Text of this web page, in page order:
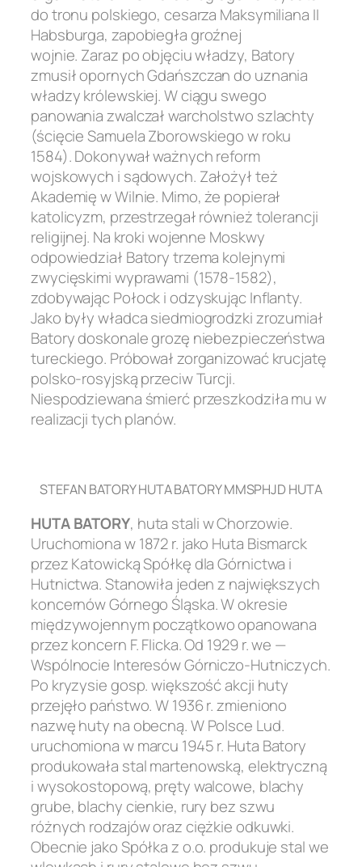
do tronu polskiego, cesarza Maksymiliana II
Habsburga, zapobiegła groźnej
wojnie. Zaraz po objęciu władzy, Batory
zmusił opornych Gdańszczan do uznania
władzy królewskiej. W ciągu swego
panowania zwalczał warcholstwo szlachty
(ścięcie Samuela Zborowskiego w roku
1584). Dokonywał ważnych reform
wojskowych i sądowych. Założył też
Akademię w Wilnie. Mimo, że popierał
katolicyzm, przestrzegał również tolerancji
religijnej. Na kroki wojenne Moskwy
odpowiedział Batory trzema kolejnymi
zwycięskimi wyprawami (1578-1582),
zdobywając Połock i odzyskując Inflanty.
Jako były władca siedmiogrodzki zrozumiał
Batory doskonale grozę niebezpieczeństwa
tureckiego. Próbował zorganizować krucjatę
polsko-rosyjską przeciw Turcji.
Niespodziewana śmierć przeszkodziła mu w
realizacji tych planów.
STEFAN BATORY HUTA BATORY MMSPHJD HUTA
HUTA BATORY, huta stali w Chorzowie.
Uruchomiona w 1872 r. jako Huta Bismarck
przez Katowicką Spółkę dla Górnictwa i
Hutnictwa. Stanowiła jeden z największych
koncernów Górnego Śląska. W okresie
międzywojennym początkowo opanowana
przez koncern F. Flicka. Od 1929 r. we —
Wspólnocie Interesów Górniczo-Hutniczych.
Po kryzysie gosp. większość akcji huty
przejęło państwo. W 1936 r. zmieniono
nazwę huty na obecną. W Polsce Lud.
uruchomiona w marcu 1945 r. Huta Batory
produkowała stal martenowską, elektryczną
i wysokostopową, pręty walcowe, blachy
grube, blachy cienkie, rury bez szwu
różnych rodzajów oraz ciężkie odkuwki.
Obecnie jako Spółka z o.o. produkuje stal we